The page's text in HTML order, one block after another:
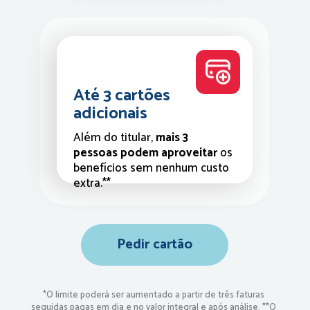
Até 3 cartões
adicionais
Além do titular, mais 3
pessoas podem aproveitar os
benefícios sem nenhum custo
extra.**
Pedir cartão
*O limite poderá ser aumentado a partir de três faturas